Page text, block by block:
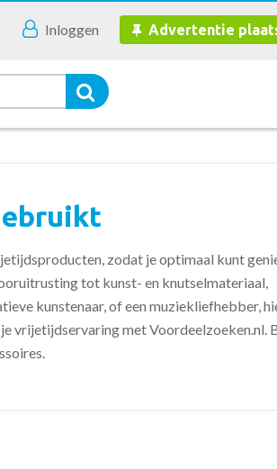
Inloggen Advertentie
zodat je optimaal kunt
tot kunst- en knutselmateriaal,
kunstenaar, of een muziekliefhebber,
vrijetijdservaring met Voordeelzoeken.nl.